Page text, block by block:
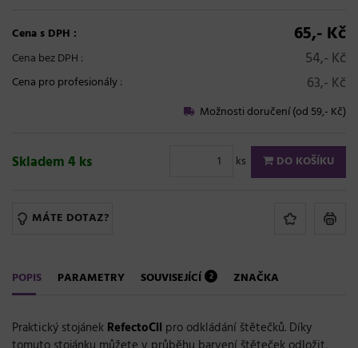
Cena s DPH : 65,- Kč
Cena bez DPH : 54,- Kč
Cena pro profesionály: 63,- Kč
Možnosti doručení (od 59,- Kč)
Skladem 4 ks ks DO KOŠÍKU
MÁTE DOTAZ?
POPIS PARAMETRY SOUVISEJÍCÍ 2 ZNAČKA
Praktický stojánek RefectoCil pro odkládání štětečků. Díky